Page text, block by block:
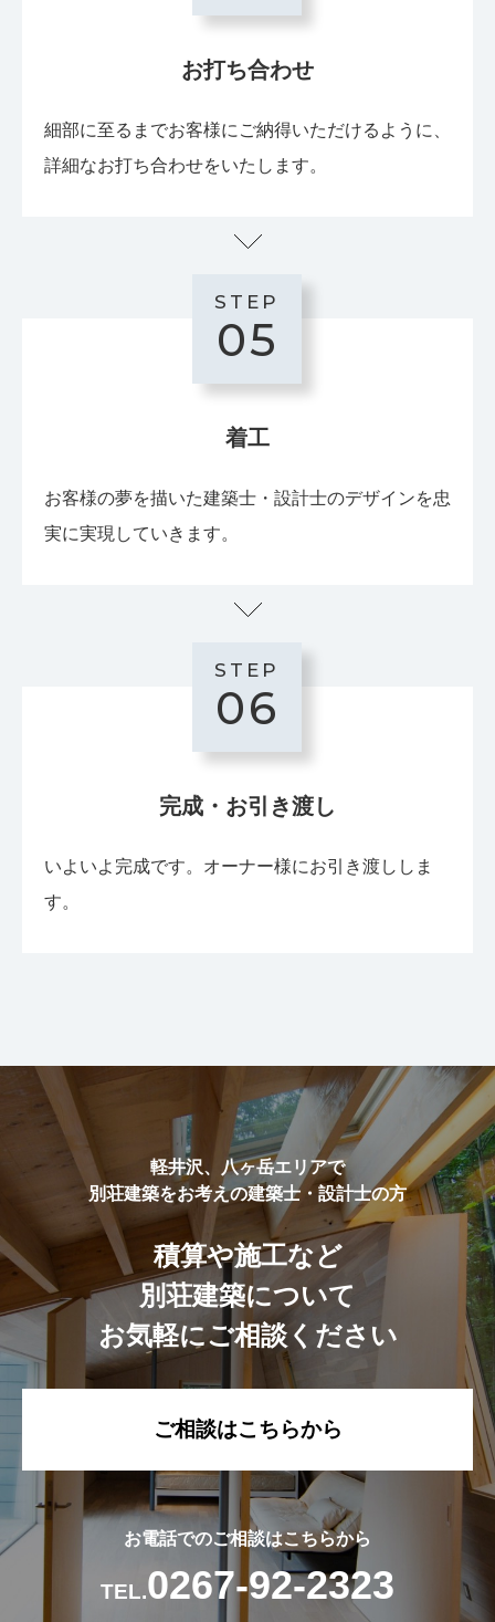
お打ち合わせ
細部に至るまでお客様にご納得いただけるように、
詳細なお打ち合わせをいたします。
STEP
05
着工
お客様の夢を描いた建築士・設計士のデザインを忠
実に実現していきます。
STEP
06
完成・お引き渡し
いよいよ完成です。オーナー様にお引き渡ししま
す。
軽井沢、八ヶ岳エリアで
別荘建築をお考えの建築士・設計士の方
積算や施工など
別荘建築について
お気軽にご相談ください
ご相談はこちらから
お電話でのご相談はこちらから
TEL.0267-92-2323